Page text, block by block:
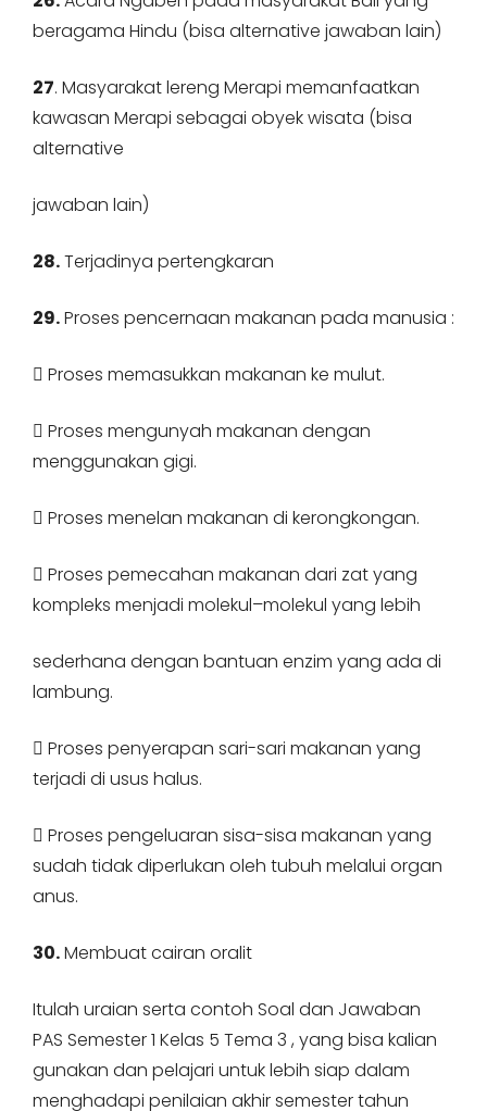
beragama Hindu (bisa alternative jawaban lain)
27. Masyarakat lereng Merapi memanfaatkan
kawasan Merapi sebagai obyek wisata (bisa
alternative
jawaban lain)
28.Terjadinya pertengkaran
29.Proses pencernaan makanan pada manusia :
 Proses memasukkan makanan ke mulut.
 Proses mengunyah makanan dengan
menggunakan gigi.
 Proses menelan makanan di kerongkongan.
 Proses pemecahan makanan dari zat yang
kompleks menjadi molekul–molekul yang lebih
sederhana dengan bantuan enzim yang ada di
lambung.
 Proses penyerapan sari-sari makanan yang
terjadi di usus halus.
 Proses pengeluaran sisa-sisa makanan yang
sudah tidak diperlukan oleh tubuh melalui organ
anus.
30.Membuat cairan oralit
Itulah uraian serta contoh Soal dan Jawaban
PAS Semester 1 Kelas 5 Tema 3 , yang bisa kalian
gunakan dan pelajari untuk lebih siap dalam
menghadapi penilaian akhir semester tahun